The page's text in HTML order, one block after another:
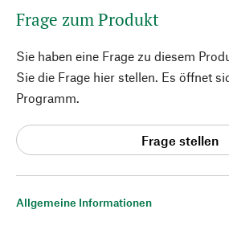
Allgemeine Informationen
Frage zum Produkt
Sie haben eine Frage zu diesem
Sie die Frage hier stellen. Es öffnet
Programm.
Frage stellen